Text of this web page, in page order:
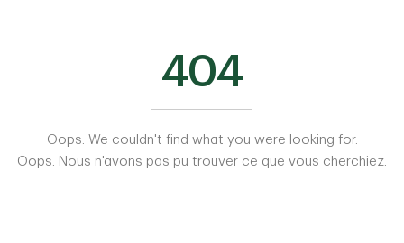
404
Oops. We couldn't find what you were looking for.
Oops. Nous n'avons pas pu trouver ce que vous cherchiez.